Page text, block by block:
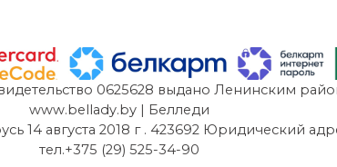
0625628 выдано Ленинским
www.bellady.by | Белледи
14 августа 2018 г . 423692 Юридический
тел.+375 (29) 525-34-90